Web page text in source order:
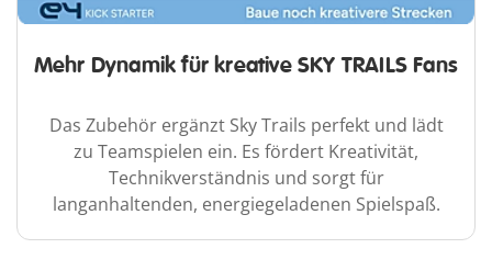
Mehr Dynamik für kreative SKY TRAILS Fans
Das Zubehör ergänzt Sky Trails perfekt und lädt
zu Teamspielen ein. Es fördert Kreativität,
Technikverständnis und sorgt für
langanhaltenden, energiegeladenen Spielspaß.